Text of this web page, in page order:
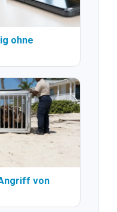
ohne
von